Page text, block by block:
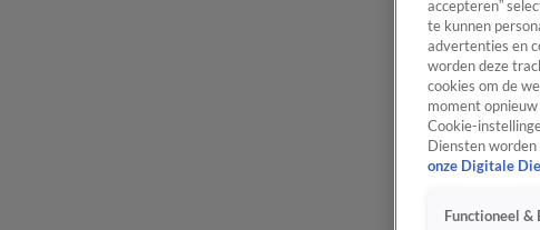
accepteren”
te kunnen
advertenties en
worden deze
cookies om de
moment
Cookie-
Diensten
onze Digitale
Functioneel &